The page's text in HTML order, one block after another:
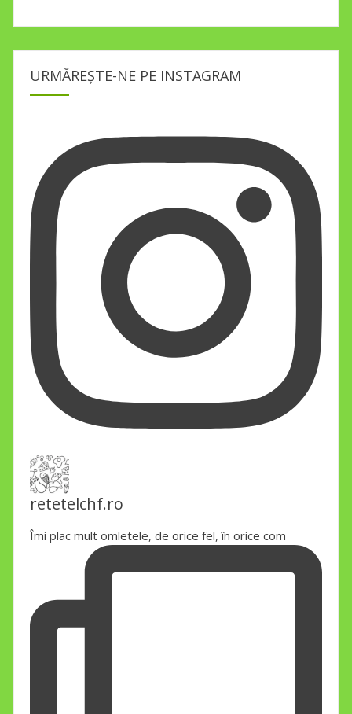
URMĂREȘTE-NE PE INSTAGRAM
retetelchf.ro
Îmi plac mult omletele, de orice fel, în orice com